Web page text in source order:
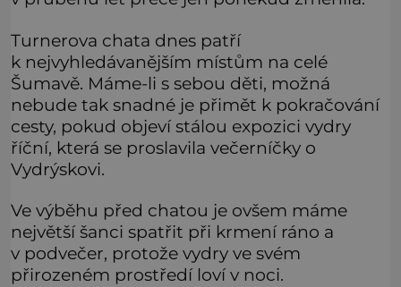
Turnerova chata dnes patří
k nejvyhledávanějším místům na celé
Šumavě. Máme-li s sebou děti, možná
nebude tak snadné je přimět k pokračování
cesty, pokud objeví stálou expozici vydry
říční, která se proslavila večerníčky o
Vydrýskovi.
Ve výběhu před chatou je ovšem máme
největší šanci spatřit při krmení ráno a
v podvečer, protože vydry ve svém
přirozeném prostředí loví v noci.